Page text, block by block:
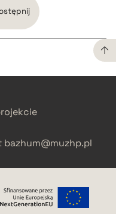
bazhum@muzhp.pl